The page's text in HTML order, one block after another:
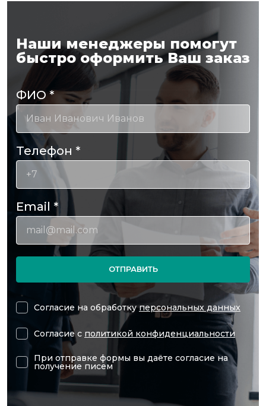
Наши менеджеры помогут
быстро оформить Ваш заказ
ФИО*
Телефон *
Email *
ОТПРАВИТЬ
Согласие на обработкуперсональных данных
Согласие с политикой конфиденциальности
При отправке формы вы даёте согласие на
получение писем